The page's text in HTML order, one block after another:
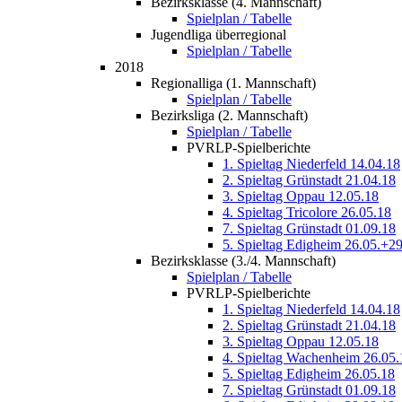
Spielplan / Tabelle
Jugendliga überregional
Spielplan / Tabelle
2018
Regionalliga (1. Mannschaft)
Spielplan / Tabelle
Bezirksliga (2. Mannschaft)
Spielplan / Tabelle
PVRLP-Spielberichte
1. Spieltag Niederfeld 14.04.18
2. Spieltag Grünstadt 21.04.18
3. Spieltag Oppau 12.05.18
4. Spieltag Tricolore 26.05.18
7. Spieltag Grünstadt 01.09.18
5. Spieltag Edigheim
Bezirksklasse (3./4. Mannschaft)
Spielplan / Tabelle
PVRLP-Spielberichte
1. Spieltag Niederfeld 14.04.18
2. Spieltag Grünstadt 21.04.18
3. Spieltag Oppau 12.05.18
4. Spieltag Wachenheim
5. Spieltag Edigheim 26.05.18
7. Spieltag Grünstadt 01.09.18